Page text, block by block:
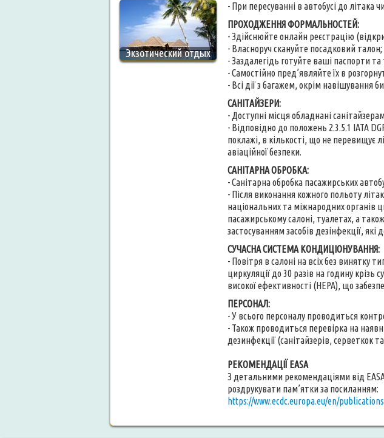
Экзотический отдых
- При пересуванні в автобусі до літака
ПРОХОДЖЕННЯ ФОРМАЛЬНОСТЕЙ:
- Здійснюйте онлайн реєстрацію
- Власноруч скануйте посадковий талон;
- Заздалегідь готуйте ваші паспорти
- Самостійно пред’являйте їх в
- Всі дії з багажем, окрім навішування
САНІТАЙЗЕРИ:
- Доступні місця обладнані
- Відповідно до положень 2.3.5.1 IATA
поклажі, в кількості, що не перевищує
авіаційної безпеки.
САНІТАРНА ОБРОБКА:
- Санітарна обробка пасажирських
- Після виконання кожного польоту
національних та міжнародних органів
пасажирському салоні, туалетах, а
застосуванням засобів дезінфекції,
СУЧАСНА СИСТЕМА КОНДИЦІОНУВАННЯ:
- Повітря в салоні на всіх без винятку
циркуляції до 30 разів на годину крізь
високої ефективності (HEPA), що
ПЕРСОНАЛ:
- У всього персоналу проводиться
- Також проводиться перевірка на
дезинфекції (санітайзерів, серветкок
РЕКОМЕНДАЦІЇ EASA
З детальними рекомендаціями від
роздрукувати пам’ятки за посиланням:
https://www.ecdc.europa.eu/en/